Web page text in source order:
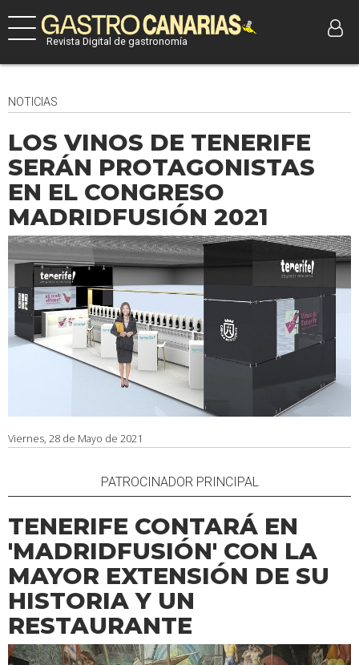
Revista Digital de gastronomía
NOTICIAS
LOS VINOS DE TENERIFE
SERÁN PROTAGONISTAS
EN EL CONGRESO
MADRIDFUSIÓN 2021
Viernes, 28 de Mayo de 2021
PATROCINADOR PRINCIPAL
TENERIFE CONTARÁ EN
'MADRIDFUSIÓN' CON LA
MAYOR EXTENSIÓN DE SU
HISTORIA Y UN
RESTAURANTE